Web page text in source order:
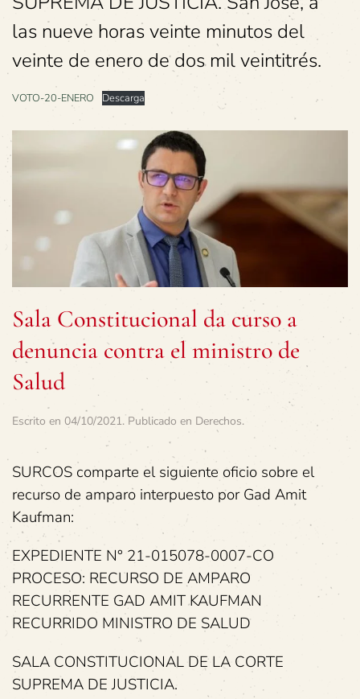
las nueve horas veinte minutos del
veinte de enero de dos mil veintitrés.
VOTO-20-ENERO Descarga
Sala Constitucional da curso a
denuncia contra el ministro de
Salud
Escrito en 04/10/2021. Publicado en Derechos.
SURCOS comparte el siguiente oficio sobre el
recurso de amparo interpuesto por Gad Amit
Kaufman:
EXPEDIENTE N° 21-015078-0007-CO
PROCESO: RECURSO DE AMPARO
RECURRENTE GAD AMIT KAUFMAN
RECURRIDO MINISTRO DE SALUD
SALA CONSTITUCIONAL DE LA CORTE
SUPREMA DE JUSTICIA.